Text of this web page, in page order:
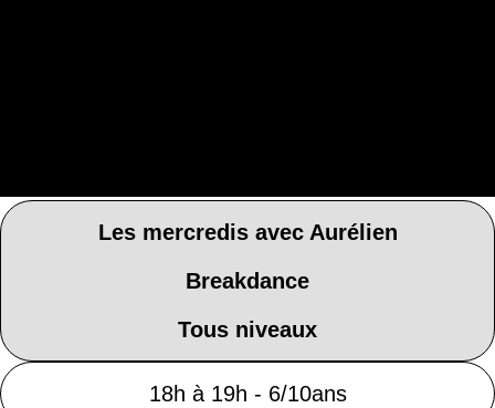
Les mercredis avec Aurélien
Breakdance
Tous niveaux
18h à 19h - 6/10ans